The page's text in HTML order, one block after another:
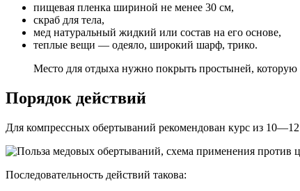
пищевая пленка шириной не менее 30 см,
скраб для тела,
мед натуральный жидкий или состав на его основе,
теплые вещи — одеяло, широкий шарф, трико.
Место для отдыха нужно покрыть простыней, которую
Порядок действий
Для компрессных обертываний рекомендован курс из
Последовательность действий такова: